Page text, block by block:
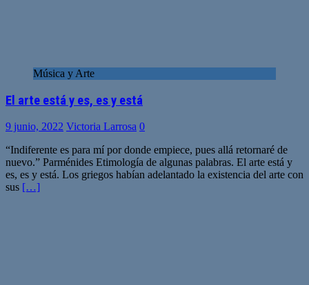
Música y Arte
El arte está y es, es y está
9 junio, 2022 Victoria Larrosa 0
“Indiferente es para mí por donde empiece, pues allá retornaré de
nuevo.” Parménides Etimología de algunas palabras. El arte está y
es, es y está. Los griegos habían adelantado la existencia del arte con
sus […]